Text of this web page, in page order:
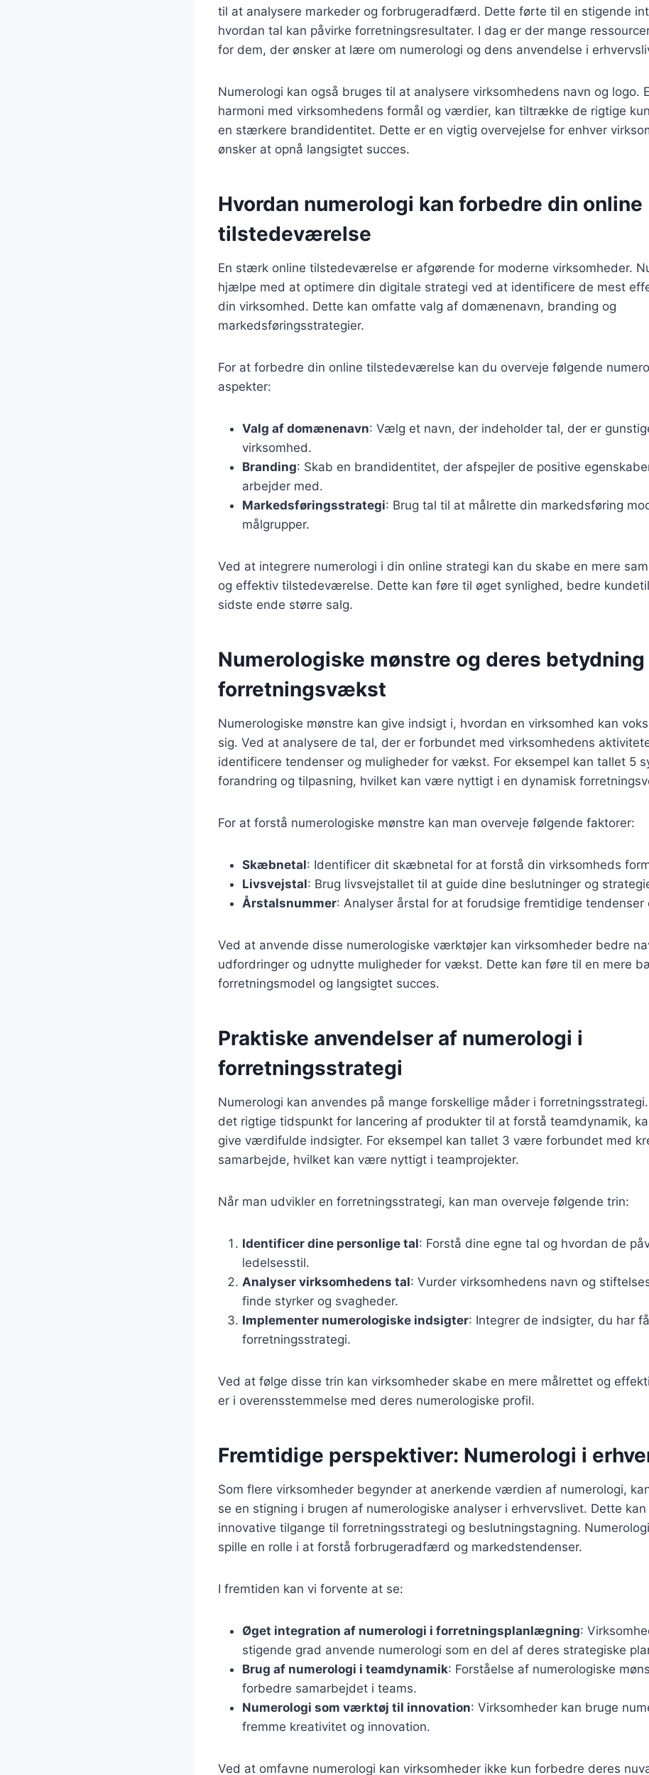
til at analysere markeder og forbrugeradfærd. Dette førte til en stigende
hvordan tal kan påvirke forretningsresultater. I dag er der mange
for dem, der ønsker at lære om numerologi og dens anvendelse i
Numerologi kan også bruges til at analysere virksomhedens navn og logo.
harmoni med virksomhedens formål og værdier, kan tiltrække de rigtige
en stærkere brandidentitet. Dette er en vigtig overvejelse for enhver
ønsker at opnå langsigtet succes.
Hvordan numerologi kan forbedre din online
tilstedeværelse
En stærk online tilstedeværelse er afgørende for moderne virksomheder.
hjælpe med at optimere din digitale strategi ved at identificere de mest
din virksomhed. Dette kan omfatte valg af domænenavn, branding og
markedsføringsstrategier.
For at forbedre din online tilstedeværelse kan du overveje følgende
aspekter:
Valg af domænenavn: Vælg et navn, der indeholder tal, der er
virksomhed.
Branding: Skab en brandidentitet, der afspejler de positive
arbejder med.
Markedsføringsstrategi: Brug tal til at målrette din markedsføring
målgrupper.
Ved at integrere numerologi i din online strategi kan du skabe en mere
og effektiv tilstedeværelse. Dette kan føre til øget synlighed, bedre
sidste ende større salg.
Numerologiske mønstre og deres
forretningsvækst
Numerologiske mønstre kan give indsigt i, hvordan en virksomhed kan
sig. Ved at analysere de tal, der er forbundet med virksomhedens
identificere tendenser og muligheder for vækst. For eksempel kan tallet 5
forandring og tilpasning, hvilket kan være nyttigt i en dynamisk
For at forstå numerologiske mønstre kan man overveje følgende faktorer:
Skæbnetal: Identificer dit skæbnetal for at forstå din virksomheds
Livsvejstal: Brug livsvejstallet til at guide dine beslutninger og
Årstalsnummer: Analyser årstal for at forudsige fremtidige tendenser
Ved at anvende disse numerologiske værktøjer kan virksomheder bedre
udfordringer og udnytte muligheder for vækst. Dette kan føre til en mere
forretningsmodel og langsigtet succes.
Praktiske anvendelser af numerologi i
forretningsstrategi
Numerologi kan anvendes på mange forskellige måder i
det rigtige tidspunkt for lancering af produkter til at forstå teamdynamik,
give værdifulde indsigter. For eksempel kan tallet 3 være forbundet med
samarbejde, hvilket kan være nyttigt i teamprojekter.
Når man udvikler en forretningsstrategi, kan man overveje følgende trin:
Identificer dine personlige tal: Forstå dine egne tal og hvordan de
ledelsesstil.
Analyser virksomhedens tal: Vurder virksomhedens navn og
finde styrker og svagheder.
Implementer numerologiske indsigter: Integrer de indsigter, du har
forretningsstrategi.
Ved at følge disse trin kan virksomheder skabe en mere målrettet og
er i overensstemmelse med deres numerologiske profil.
Fremtidige perspektiver: Numerologi i
Som flere virksomheder begynder at anerkende værdien af numerologi,
se en stigning i brugen af numerologiske analyser i erhvervslivet. Dette
innovative tilgange til forretningsstrategi og beslutningstagning.
spille en rolle i at forstå forbrugeradfærd og markedstendenser.
I fremtiden kan vi forvente at se:
Øget integration af numerologi i forretningsplanlægning:
stigende grad anvende numerologi som en del af deres strategiske
Brug af numerologi i teamdynamik: Forståelse af numerologiske
forbedre samarbejdet i teams.
Numerologi som værktøj til innovation: Virksomheder kan bruge
fremme kreativitet og innovation.
Ved at omfavne numerologi kan virksomheder ikke kun forbedre deres